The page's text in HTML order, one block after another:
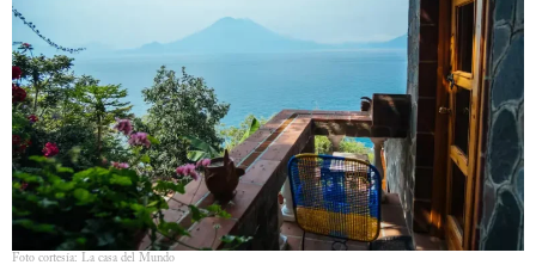
Foto cortesía: La casa del Mundo